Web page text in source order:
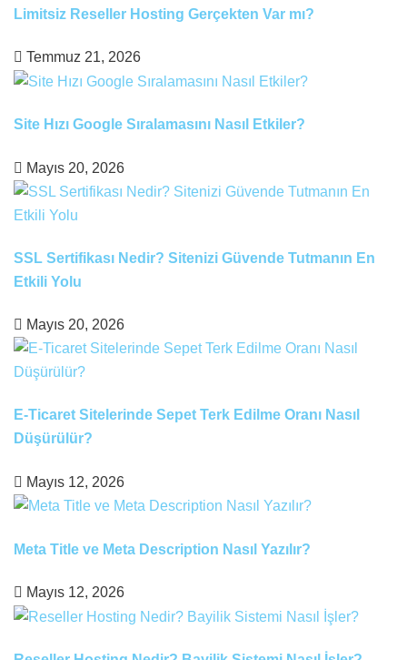
Limitsiz Reseller Hosting Gerçekten Var mı?
Temmuz 21, 2026
Site Hızı Google Sıralamasını Nasıl Etkiler?
Mayıs 20, 2026
SSL Sertifikası Nedir? Sitenizi Güvende Tutmanın En
Etkili Yolu
Mayıs 20, 2026
E-Ticaret Sitelerinde Sepet Terk Edilme Oranı Nasıl
Düşürülür?
Mayıs 12, 2026
Meta Title ve Meta Description Nasıl Yazılır?
Mayıs 12, 2026